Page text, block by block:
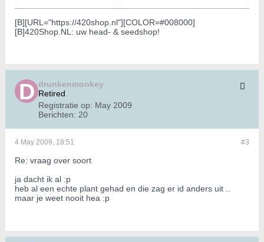
[B][URL="https://420shop.nl"][COLOR=#008000]
[B]420Shop.NL: uw head- & seedshop!
drunkenmonkey
Retired
Registratie op: May 2009
Berichten: 20
#3
4 May 2009, 18:51
Re: vraag over soort
ja dacht ik al :p
heb al een echte plant gehad en die zag er id anders uit ..
maar je weet nooit hea :p